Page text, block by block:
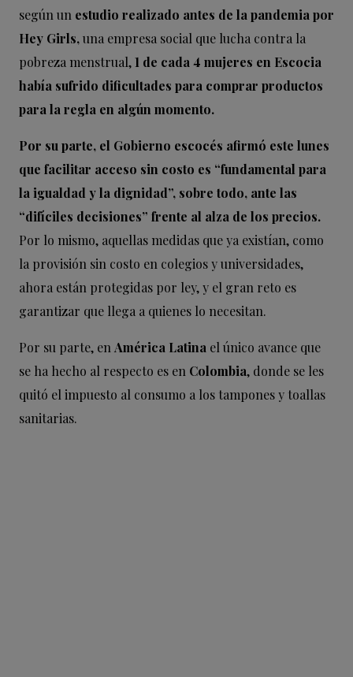
según un estudio realizado antes de la pandemia por
Hey Girls,una empresa social que lucha contra la
pobreza menstrual,1 de cada 4 mujeres en Escocia
había sufrido dificultades para comprar productos
para la regla en algún momento.
Por su parte, el Gobierno escocés afirmó este lunes
que facilitar acceso sin costo es “fundamental para
la igualdad y la dignidad”, sobre todo, ante las
“difíciles decisiones” frente al alza de los precios.
Por lo mismo, aquellas medidas que ya existían, como
la provisión sin costo en colegios y universidades,
ahora están protegidas por ley, y el gran reto es
garantizar que llega a quienes lo necesitan.
Por su parte, en América Latina el único avance que
se ha hecho al respecto es en Colombia, donde se les
quitó el impuesto al consumo a los tampones y toallas
sanitarias.